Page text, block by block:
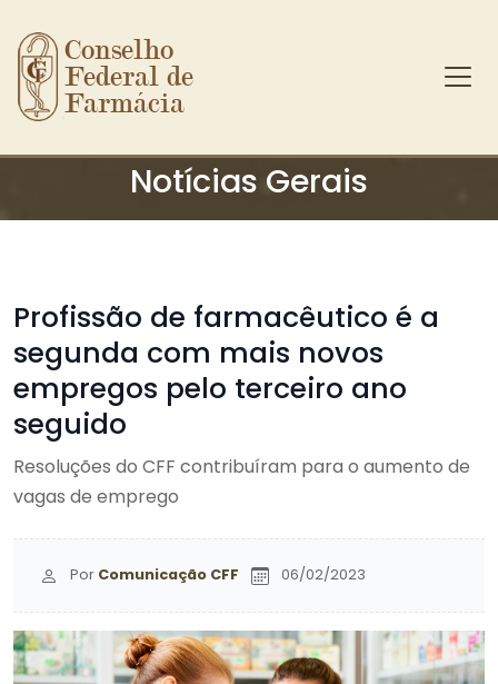
Ir para o conteúdo principal
Conselho
Federal de
Farmácia
Notícias Gerais
Profissão de farmacêutico é a
segunda com mais novos
empregos pelo terceiro ano
seguido
Resoluções do CFF contribuíram para o aumento de
vagas de emprego
Por Comunicação CFF 06/02/2023